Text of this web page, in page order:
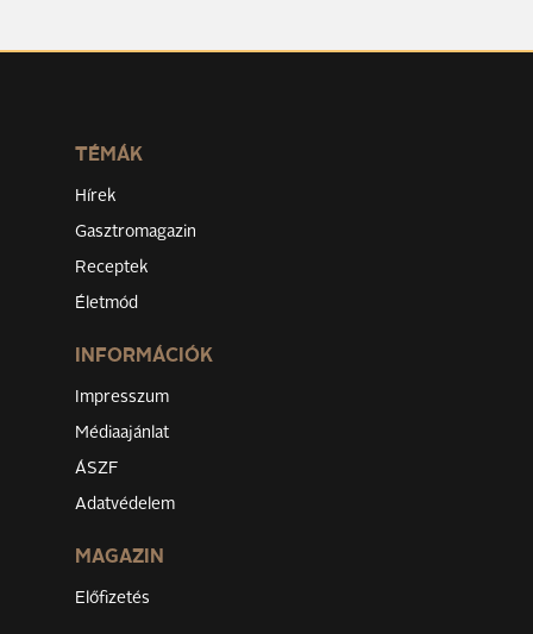
TÉMÁK
Hírek
Gasztromagazin
Receptek
Életmód
INFORMÁCIÓK
Impresszum
Médiaajánlat
ÁSZF
Adatvédelem
MAGAZIN
Előfizetés